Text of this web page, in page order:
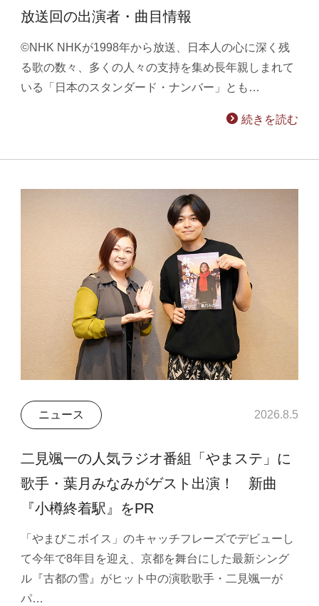
放送回の出演者・曲目情報
©NHK NHKが1998年から放送、日本人の心に深く残
る歌の数々、多くの人々の支持を集め長年親しまれて
いる「日本のスタンダード・ナンバー」とも…
続きを読む
ニュース 2026.8.5
二見颯一の人気ラジオ番組「やまステ」に
歌手・葉月みなみがゲスト出演！ 新曲
『小樽終着駅』をPR
「やまびこボイス」のキャッチフレーズでデビューし
て今年で8年目を迎え、京都を舞台にした最新シング
ル『古都の雪』がヒット中の演歌歌手・二見颯一が
パ…